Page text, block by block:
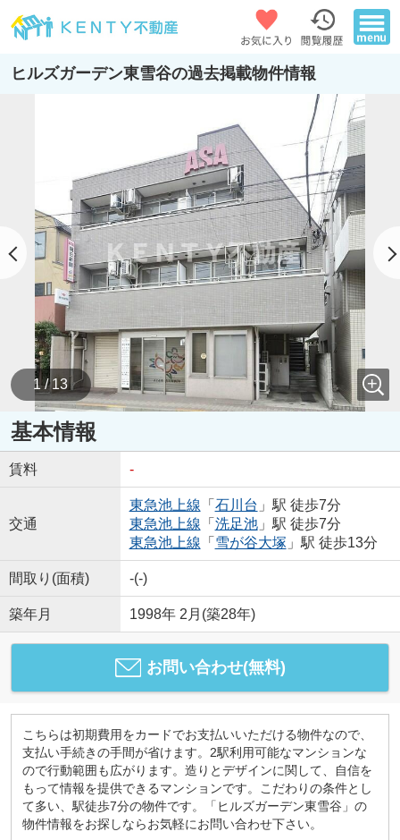
ヒルズガーデン東雪谷の過去掲載物件情報
1 / 13
基本情報
賃料 -
交通
東急池上線 「 石川台 」駅 徒歩7分
東急池上線 「 洗足池」駅 徒歩7分
東急池上線 「 雪が谷大塚 」駅 徒歩13分
間取り(面積) -(-)
築年月 1998年 2月(築28年)
お問い合わせ(無料)
こちらは初期費用をカードでお支払いいただける物件なので、
支払い手続きの手間が省けます。2駅利用可能なマンションな
ので行動範囲も広がります。造りとデザインに関して、自信を
もって情報を提供できるマンションです。こだわりの条件とし
て多い、駅徒歩7分の物件です。「ヒルズガーデン東雪谷」の
物件情報をお探しならお気軽にお問い合わせ下さい。